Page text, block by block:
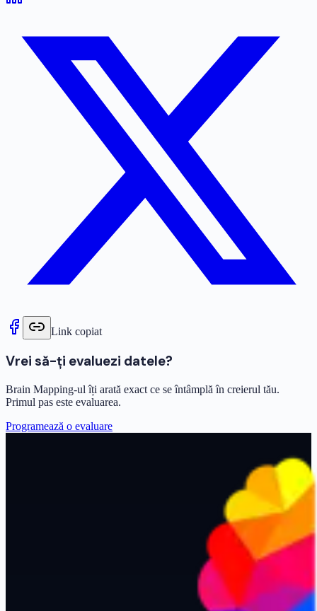
Link copiat
Vrei să-ți evaluezi datele?
Brain Mapping-ul îți arată exact ce se întâmplă în creierul tău.
Primul pas este evaluarea.
Programează o evaluare